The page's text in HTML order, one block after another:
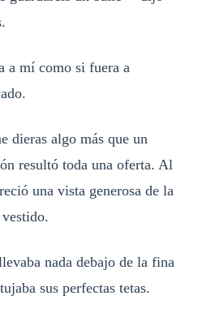
a mí como si fuera a
dieras algo más que un
resultó toda una oferta. Al
una vista generosa de la
nada debajo de la fina
sus perfectas tetas.